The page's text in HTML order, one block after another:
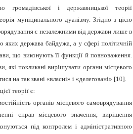
громадівської і державницької теорії
муніципального дуалізму. Згідно з цією
є незалежними від держави лише в
яких держава байдужа, а у сфері політичній
що виконують її функції й повноваження.
які покликані вирішувати органи місцевого
на так звані «власні» і «делеговані» [10].
теорії є:
органів місцевого самоврядування
справ місцевого значення; вирішення
під контролем і адміністративною